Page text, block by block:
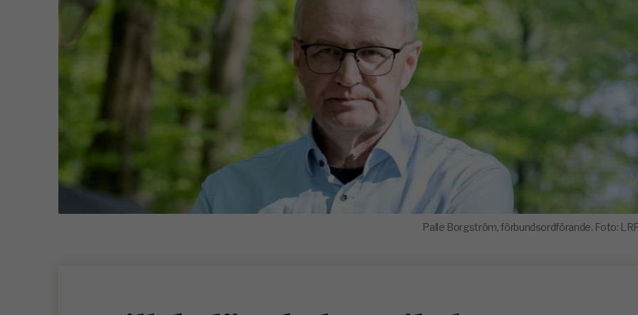
Palle Borgström, förbundsordförande. Foto: